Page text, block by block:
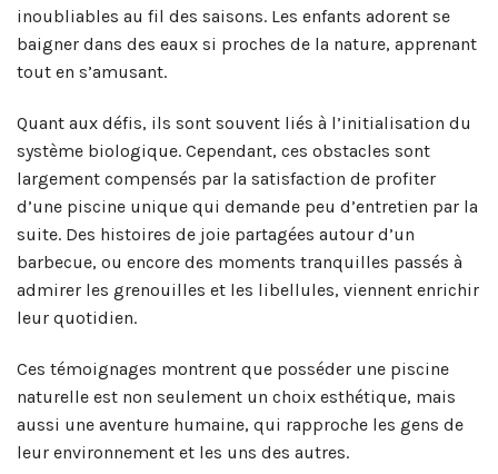
inoubliables au fil des saisons. Les enfants adorent se
baigner dans des eaux si proches de la nature, apprenant
tout en s’amusant.
Quant aux défis, ils sont souvent liés à l’initialisation du
système biologique. Cependant, ces obstacles sont
largement compensés par la satisfaction de profiter
d’une piscine unique qui demande peu d’entretien par la
suite. Des histoires de joie partagées autour d’un
barbecue, ou encore des moments tranquilles passés à
admirer les grenouilles et les libellules, viennent enrichir
leur quotidien.
Ces témoignages montrent que posséder une piscine
naturelle est non seulement un choix esthétique, mais
aussi une aventure humaine, qui rapproche les gens de
leur environnement et les uns des autres.